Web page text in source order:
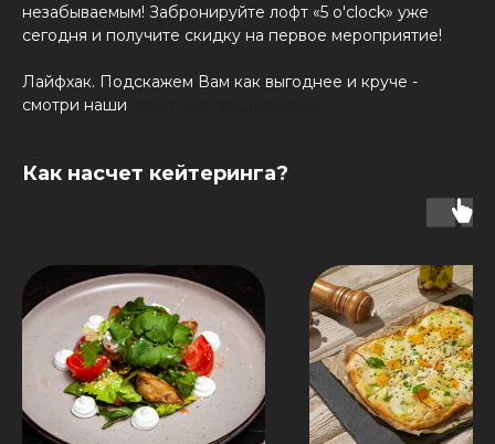
незабываемым! Забронируйте лофт «5 o'clock» уже
сегодня и получите скидку на первое мероприятие!
Лайфхак. Подскажем Вам как выгоднее и круче -
смотри наши
Как насчет кейтеринга?